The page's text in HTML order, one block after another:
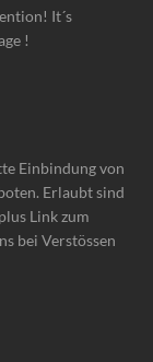
It´s
!
Einbindung von
Erlaubt sind
Link zum
bei Verstössen